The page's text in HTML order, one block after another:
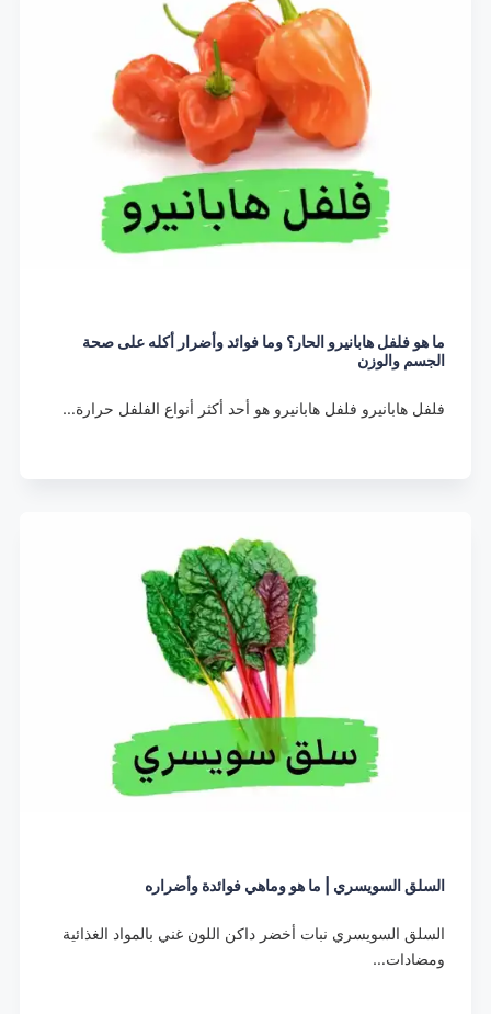
ما هو فلفل هابانيرو الحار؟ وما فوائد وأضرار أكله على صحة
الجسم والوزن
فلفل هابانيرو فلفل هابانيرو هو أحد أكثر أنواع الفلفل حرارة…
السلق السويسري | ما هو وماهي فوائدة وأضراره
السلق السويسري نبات أخضر داكن اللون غني بالمواد الغذائية
ومضادات…